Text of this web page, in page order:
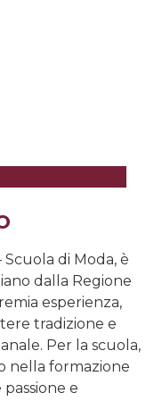
Scuola di Moda, è
dalla Regione
esperienza,
tradizione e
Per la scuola,
nella formazione
e